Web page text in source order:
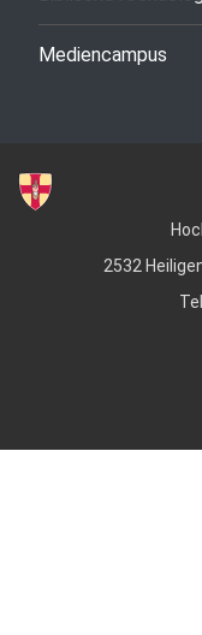
Mediencampus
2532